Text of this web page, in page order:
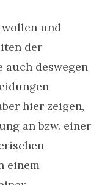
und
der
auch deswegen
hier zeigen,
an bzw. einer
einem